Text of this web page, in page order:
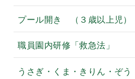
プール開き （３歳以上児）
職員園内研修「救急法」
うさぎ・くま・きりん・ぞ